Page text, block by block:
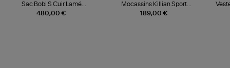
480,00 €
Sac Bobi S Cuir Lamé
Champagne
189,00 €
Mocassins Killian Sport
Mousse